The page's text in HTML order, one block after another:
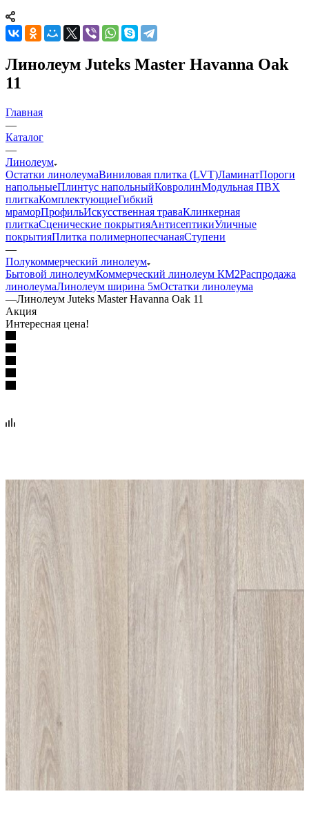
Линолеум Juteks Master Havanna Oak
11
Главная
—
Каталог
—
Линолеум
Остатки линолеумаВиниловая плитка (LVT)ЛаминатПороги
напольныеПлинтус напольныйКовролинМодульная ПВХ
плиткаКомплектующиеГибкий
мраморПрофильИскусственная траваКлинкерная
плиткаСценические покрытияАнтисептикиУличные
покрытияПлитка полимернопесчанаяСтупени
—
Полукоммерческий линолеум
Бытовой линолеумКоммерческий линолеум КМ2Распродажа
линолеумаЛинолеум ширина 5мОстатки линолеума
—Линолеум Juteks Master Havanna Oak 11
Акция
Интересная цена!